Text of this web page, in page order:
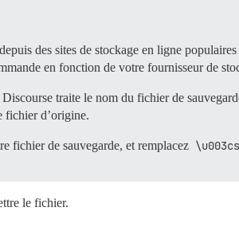
des sites de stockage en ligne
en fonction de votre fournisseur de
Discourse traite le nom du fichier de
fichier d’origine.
fichier de sauvegarde, et remplacez
le fichier.